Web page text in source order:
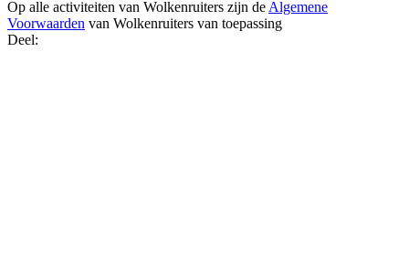
Op alle activiteiten van Wolkenruiters zijn de Algemene
Voorwaarden van Wolkenruiters van toepassing
Deel: